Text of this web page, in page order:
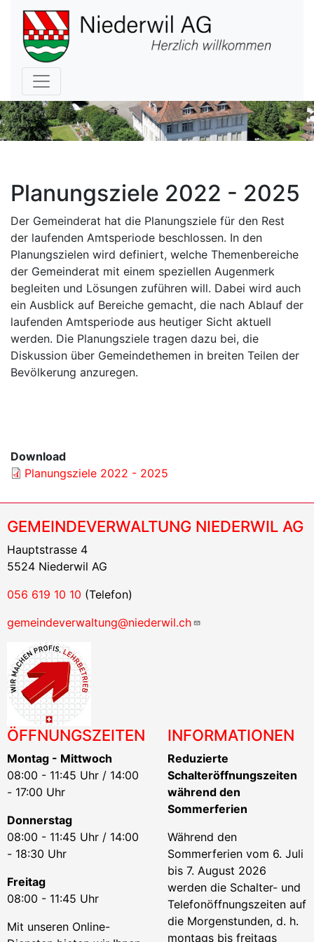
Hauptnavigation
Planungsziele 2022 - 2025
Der Gemeinderat hat die Planungsziele für den Rest
der laufenden Amtsperiode beschlossen. In den
Planungszielen wird definiert, welche Themenbereiche
der Gemeinderat mit einem speziellen Augenmerk
begleiten und Lösungen zuführen will. Dabei wird auch
ein Ausblick auf Bereiche gemacht, die nach Ablauf der
laufenden Amtsperiode aus heutiger Sicht aktuell
werden. Die Planungsziele tragen dazu bei, die
Diskussion über Gemeindethemen in breiten Teilen der
Bevölkerung anzuregen.
Download
Planungsziele 2022 - 2025
GEMEINDEVERWALTUNG NIEDERWIL AG
Hauptstrasse 4
5524 Niederwil AG
056 619 10 10 (Telefon)
gemeindeverwaltung@niederwil.ch
ÖFFNUNGSZEITEN
Montag - Mittwoch
08:00 - 11:45 Uhr / 14:00
- 17:00 Uhr
Donnerstag
08:00 - 11:45 Uhr / 14:00
- 18:30 Uhr
Freitag
08:00 - 11:45 Uhr
Mit unseren Online-
INFORMATIONEN
Reduzierte
Schalteröffnungszeiten
während den
Sommerferien
Während den
Sommerferien vom 6. Juli
bis 7. August 2026
werden die Schalter- und
Telefonöffnungszeiten auf
die Morgenstunden, d. h.
montags bis freitags